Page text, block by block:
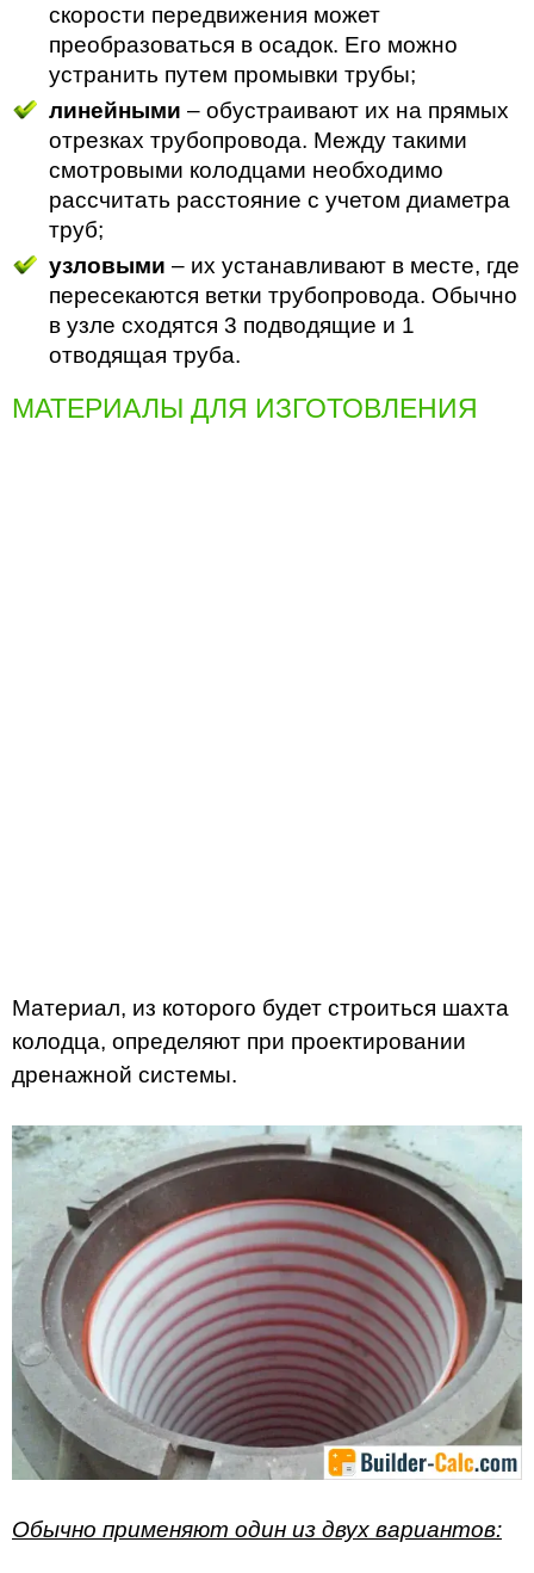
скорости передвижения может
преобразоваться в осадок. Его можно
устранить путем промывки трубы;
линейными – обустраивают их на прямых
отрезках трубопровода. Между такими
смотровыми колодцами необходимо
рассчитать расстояние с учетом диаметра
труб;
узловыми – их устанавливают в месте, где
пересекаются ветки трубопровода. Обычно
в узле сходятся 3 подводящие и 1
отводящая труба.
МАТЕРИАЛЫ ДЛЯ ИЗГОТОВЛЕНИЯ
Материал, из которого будет строиться шахта
колодца, определяют при проектировании
дренажной системы.
Обычно применяют один из двух вариантов: